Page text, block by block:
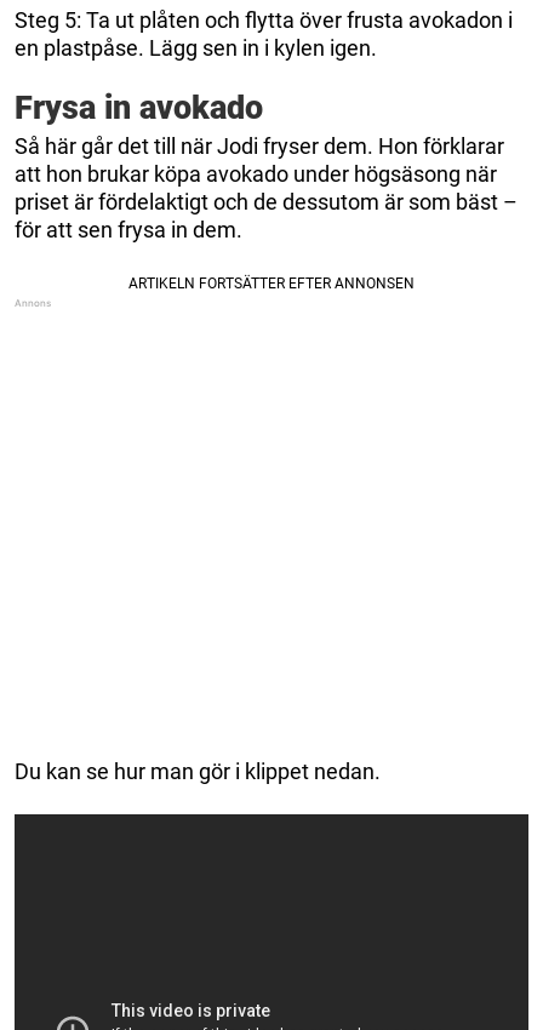
Steg 5: Ta ut plåten och flytta över frusta avokadon i
en plastpåse. Lägg sen in i kylen igen.
Frysa in avokado
Så här går det till när Jodi fryser dem. Hon förklarar
att hon brukar köpa avokado under högsäsong när
priset är fördelaktigt och de dessutom är som bäst –
för att sen frysa in dem.
Du kan se hur man gör i klippet nedan.